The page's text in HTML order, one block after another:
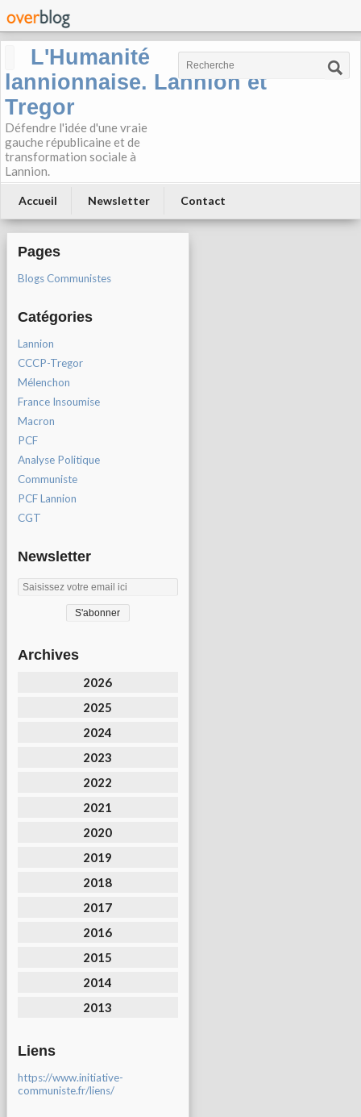
L'Humanité
lannionnaise. Lannion et
Tregor
Défendre l'idée d'une vraie
gauche républicaine et de
transformation sociale à
Lannion.
Accueil Newsletter Contact
Pages
Blogs Communistes
Catégories
Lannion
CCCP-Tregor
Mélenchon
France Insoumise
Macron
PCF
Analyse Politique
Communiste
PCF Lannion
CGT
Newsletter
Archives
2026
2025
2024
2023
2022
2021
2020
2019
2018
2017
2016
2015
2014
2013
Liens
https://www.initiative-
communiste.fr/liens/